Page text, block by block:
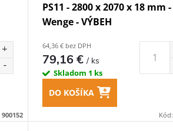
900152
PS11 - 2800 x 2070 x 18 mm -
Wenge - VÝBEH
64,36 € bez DPH
79,16 €/ ks
Skladom 1 ks
DO KOŠÍKA
Kód: